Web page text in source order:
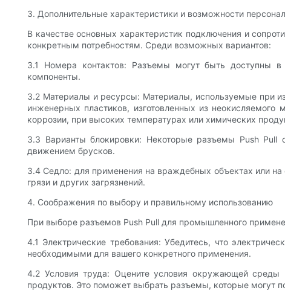
3. Дополнительные характеристики и возможности
В качестве основных характеристик подключения и
конкретным потребностям. Среди возможных вариантов:
3.1 Номера контактов: Разъемы могут быть доступны в
компоненты.
3.2 Материалы и ресурсы: Материалы, используемые при
инженерных пластиков, изготовленных из
коррозии, при высоких температурах или химических
3.3 Варианты блокировки: Некоторые разъемы Push Pull
движением брусков.
3.4 Седло: для применения на враждебных объектах или
грязи и других загрязнений.
4. Соображения по выбору и правильному использованию
При выборе разъемов Push Pull для промышленного
4.1 Электрические требования: Убедитесь, что
необходимыми для вашего конкретного применения.
4.2 Условия труда: Оцените условия окружающей среды
продуктов. Это поможет выбрать разъемы, которые могут